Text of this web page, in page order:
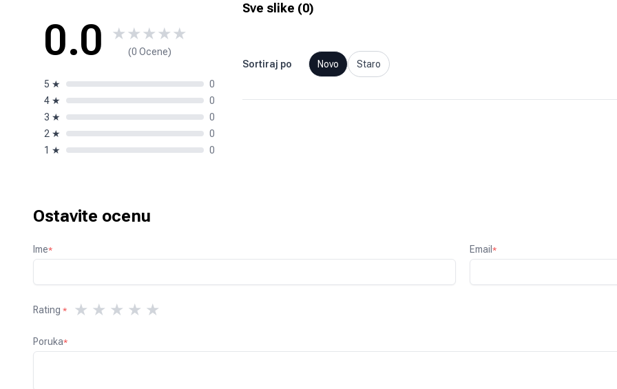
0.0 ★★★★★
(0 Ocene)
5 ★
0
4 ★
0
3 ★
0
2 ★
0
1 ★ 0
Sve slike (0)
Sortiraj po Novo Staro
Ostavite ocenu
Ime* Email *
Rating * ★ ★ ★ ★ ★
Poruka*